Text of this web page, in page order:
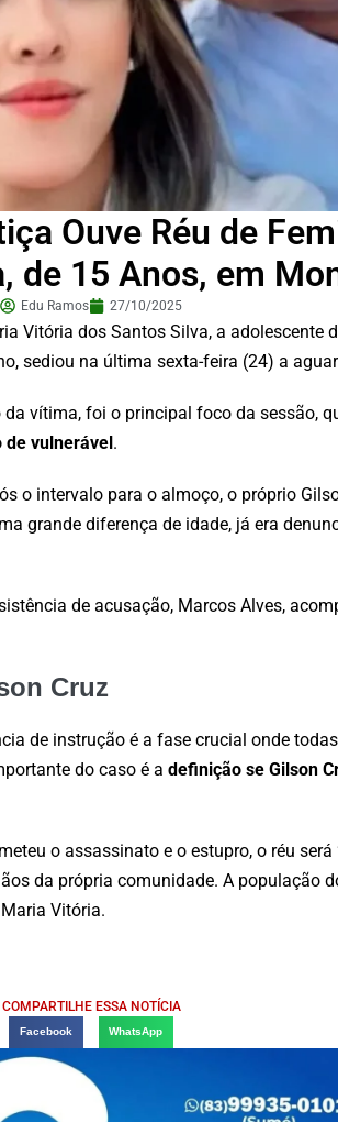
Ouve Réu de
de 15 Anos, em
Edu Ramos 27/10/2025
Vitória dos Santos Silva, a adolescente
sediou na última sexta-feira (24) a
vítima, foi o principal foco da sessão,
vulnerável .
o intervalo para o almoço, o próprio
grande diferença de idade, já era
de acusação, Marcos Alves,
Cruz
de instrução é a fase crucial onde
do caso é a definição se Gilson
o assassinato e o estupro, o réu será
da própria comunidade. A população
Vitória.
COMPARTILHE ESSA NOTÍCIA
Facebook WhatsApp